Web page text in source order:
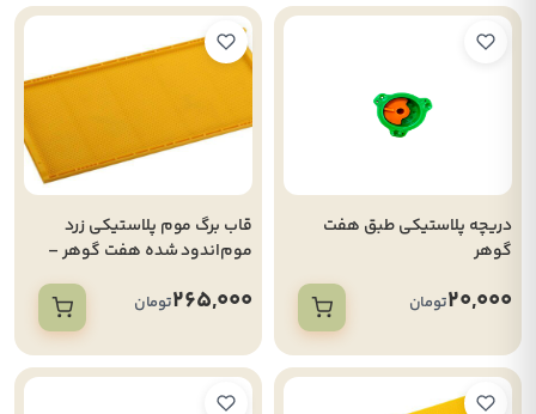
دریچه پلاستیکی طبق هفت
گوهر
20,000تومان
قاب برگ موم پلاستیکی زرد
موم‌اندود شده هفت گوهر –
265,000تومان